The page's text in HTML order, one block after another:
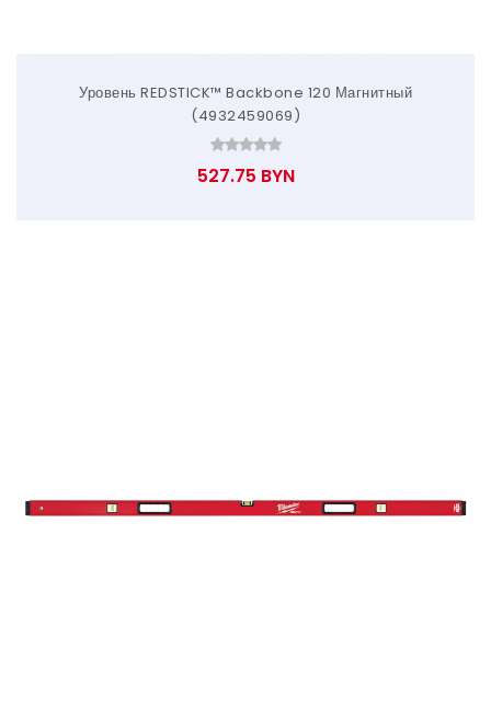
Уровень REDSTICK™ Backbone 120 Магнитный
(4932459069)
527.75 BYN